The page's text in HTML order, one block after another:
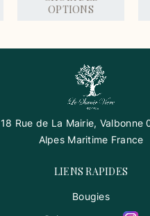
OPTIONS
18 Rue de La Mairie, Valbonne
Alpes Maritime France
LIENS RAPIDES
Bougies